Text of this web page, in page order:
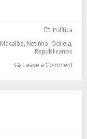
Política
Macaíba, Netinho, Odileia,
Republicanos
Leave a Comment